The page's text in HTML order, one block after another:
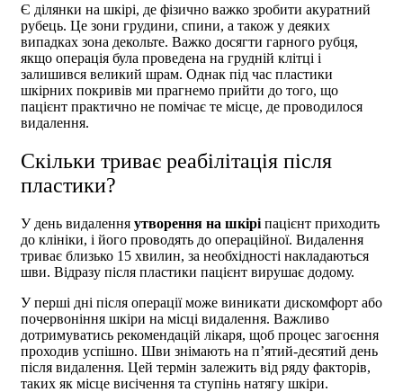
Є ділянки на шкірі, де фізично важко зробити акуратний
рубець. Це зони грудини, спини, а також у деяких
випадках зона декольте. Важко досягти гарного рубця,
якщо операція була проведена на грудній клітці і
залишився великий шрам. Однак під час пластики
шкірних покривів ми прагнемо прийти до того, що
пацієнт практично не помічає те місце, де проводилося
видалення.
Скільки триває реабілітація після
пластики?
У день видалення утворення на шкірі пацієнт приходить
до клініки, і його проводять до операційної. Видалення
триває близько 15 хвилин, за необхідності накладаються
шви. Відразу після пластики пацієнт вирушає додому.
У перші дні після операції може виникати дискомфорт або
почервоніння шкіри на місці видалення. Важливо
дотримуватись рекомендацій лікаря, щоб процес загоєння
проходив успішно. Шви знімають на п’ятий-десятий день
після видалення. Цей термін залежить від ряду факторів,
таких як місце висічення та ступінь натягу шкіри.